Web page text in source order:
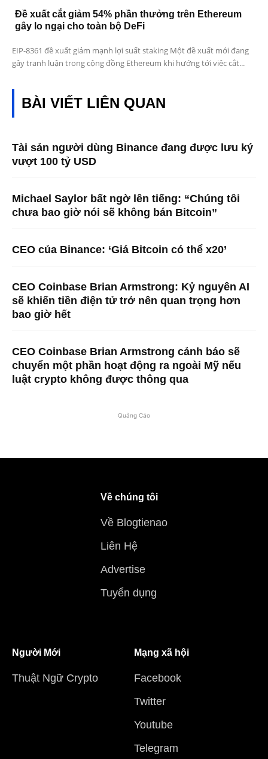
Đề xuất cắt giảm 54% phần thưởng trên Ethereum
gây lo ngại cho toàn bộ DeFi
EIP-8361 đề xuất giảm mạnh lợi suất staking Một đề xuất mới đang
gây tranh luận trong cộng đồng Ethereum khi hướng tới việc cắt...
BÀI VIẾT LIÊN QUAN
Tài sản người dùng Binance đang được lưu ký
vượt 100 tỷ USD
Michael Saylor bất ngờ lên tiếng: “Chúng tôi
chưa bao giờ nói sẽ không bán Bitcoin”
CEO của Binance: ‘Giá Bitcoin có thể x20’
CEO Coinbase Brian Armstrong: Kỷ nguyên AI
sẽ khiến tiền điện tử trở nên quan trọng hơn
bao giờ hết
CEO Coinbase Brian Armstrong cảnh báo sẽ
chuyển một phần hoạt động ra ngoài Mỹ nếu
luật crypto không được thông qua
Quảng Cáo
Về chúng tôi
Về Blogtienao
Liên Hệ
Advertise
Tuyển dụng
Người Mới
Thuật Ngữ Crypto
Mạng xã hội
Facebook
Twitter
Youtube
Telegram